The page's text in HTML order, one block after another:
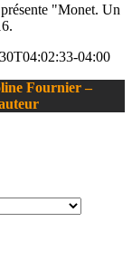
"Monet. Un
04:00
Fournier –